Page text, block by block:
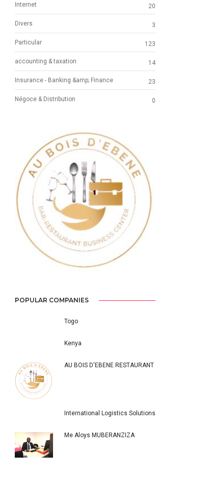
Internet 20
Divers 3
Particular 123
accounting & taxation 14
Insurance - Banking &amp; Finance 23
Négoce & Distribution 0
Previous Next
POPULAR COMPANIES
Togo
Kenya
AU BOIS D'EBENE RESTAURANT
International Logistics Solutions
Me Aloys MUBERANZIZA